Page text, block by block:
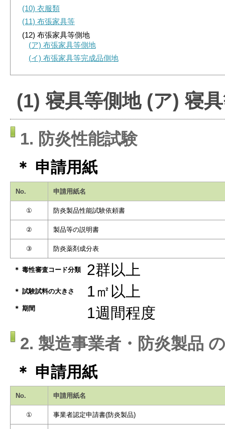
(10) 衣服類
(11) 布張家具等
(12) 布張家具等側地
(ア) 布張家具等側地
(イ) 布張家具等完成品側地
(1) 寝具等側地 (ア) 寝
1. 防炎性能試験
＊ 申請用紙
No. 申請用紙名
① 防炎製品性能試験依頼書
② 製品等の説明書
③ 防炎薬剤成分表
＊ 毒性審査コード分類 2群以上
＊ 試験試料の大きさ 1㎡以上
＊ 期間 1週間程度
2. 製造事業者・防炎製品
＊ 申請用紙
No. 申請用紙名
① 事業者認定申請書(防炎製品)